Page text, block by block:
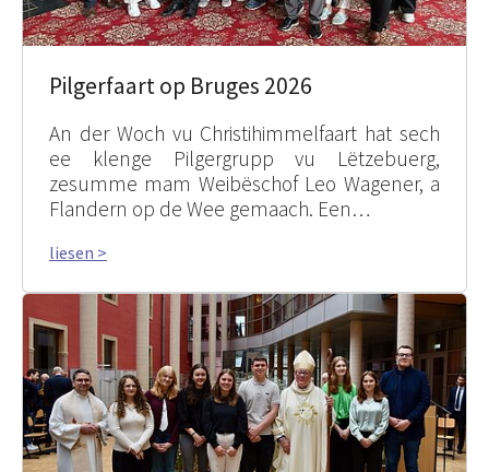
Pilgerfaart op Bruges 2026
An der Woch vu Christihimmelfaart hat sech
ee klenge Pilgergrupp vu Lëtzebuerg,
zesumme mam Weibëschof Leo Wagener, a
Flandern op de Wee gemaach. Een…
liesen >